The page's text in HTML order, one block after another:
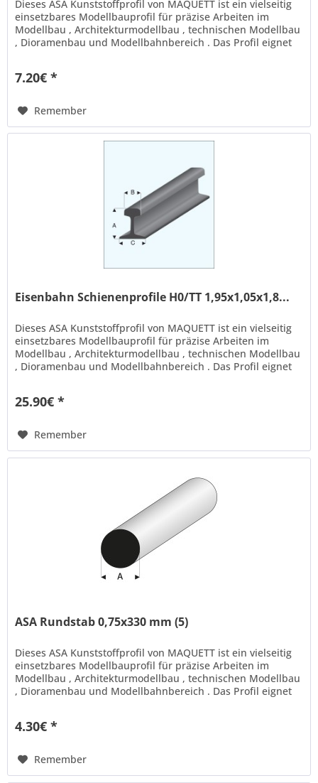
Dieses ASA Kunststoffprofil von MAQUETT ist ein vielseitig
einsetzbares Modellbauprofil für präzise Arbeiten im
Modellbau , Architekturmodellbau , technischen Modellbau
, Dioramenbau und Modellbahnbereich . Das Profil eignet
7.20€ *
Remember
Eisenbahn Schienenprofile H0/TT 1,95x1,05x1,8...
Dieses ASA Kunststoffprofil von MAQUETT ist ein vielseitig
einsetzbares Modellbauprofil für präzise Arbeiten im
Modellbau , Architekturmodellbau , technischen Modellbau
, Dioramenbau und Modellbahnbereich . Das Profil eignet
25.90€ *
Remember
ASA Rundstab 0,75x330 mm (5)
Dieses ASA Kunststoffprofil von MAQUETT ist ein vielseitig
einsetzbares Modellbauprofil für präzise Arbeiten im
Modellbau , Architekturmodellbau , technischen Modellbau
, Dioramenbau und Modellbahnbereich . Das Profil eignet
4.30€ *
Remember